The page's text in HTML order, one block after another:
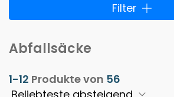
Filter
Abfallsäcke
1-12 Produkte von 56